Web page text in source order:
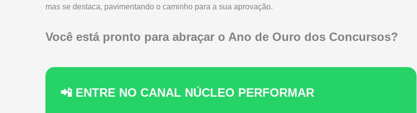
mas se destaca, pavimentando o caminho para a sua aprovação.
Você está pronto para abraçar o Ano de Ouro dos Concursos?
📲 ENTRE NO CANAL NÚCLEO PERFORMAR